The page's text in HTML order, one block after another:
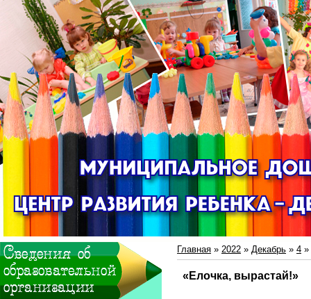
Главная » 2022 » Декабрь » 4 »
«Елочка, вырастай!»